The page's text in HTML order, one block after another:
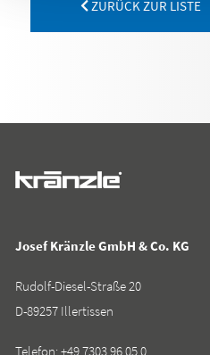
ZURÜCK ZUR LISTE
Josef Kränzle GmbH & Co. KG
Rudolf-Diesel-Straße 20
D-89257 Illertissen
Telefon:+49 7303 96 05 0